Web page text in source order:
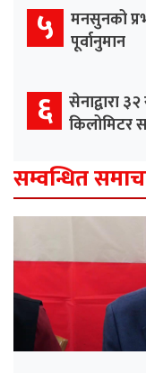
५
मनसुनको
पूर्वानुमान
६ सेनाद्वारा
किलोमिटर
सम्वन्धित